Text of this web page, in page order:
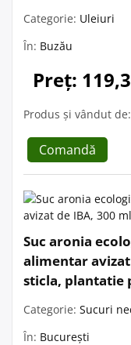
Categorie: Uleiuri
În: Buzău
Preț:
Produs și vândut de:
Comandă
Suc aronia
alimentar avizat
sticla, plantatie
Categorie: Sucuri
În: București